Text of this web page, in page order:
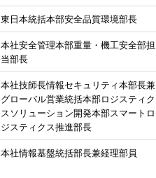
東日本統括本部安全品質環境部長
本社安全管理本部重量・機工安全部担
当部長
本社技師長情報セキュリティ本部長兼
グローバル営業統括本部ロジスティク
スソリューション開発本部スマートロ
ジスティクス推進部長
本社情報基盤統括部長兼経理部員